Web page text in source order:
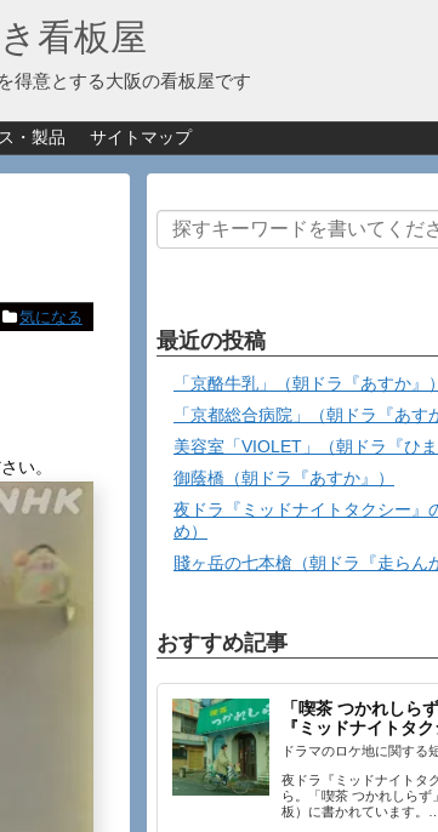
看板屋
得意とする大阪の看板屋です
・製品 サイトマップ
気になる
い。
最近の投稿
「京酪牛乳」（朝ドラ『あすか』）
「京都総合病院」（朝ドラ『あす
美容室「VIOLET」（朝ドラ『ひま
御蔭橋（朝ドラ『あすか』）
夜ドラ『ミッドナイトタクシー』
め）
賤ヶ岳の七本槍（朝ドラ『走らん
おすすめ記事
「喫茶 つかれしら
『ミッドナイトタク
ドラマのロケ地に関する
夜ドラ『ミッドナイトタ
ら。「喫茶 つかれしらず
板）に書かれています。…